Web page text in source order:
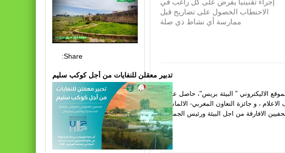
إجراء تقنينيا يفرض على كل راغب في
الاحتطاب الحصول على تصاريح قبل
ممارسة أي نشاط ذي صلة
الاليكتروني " البيئة بريس"، حاصل على
، و جائزة التعاون المغربي- الالماني
الافارقة من اجل البيئة ورئيس الجمعية
Share:
تدبير معقلن للنفايات من أجل كوكب سليم